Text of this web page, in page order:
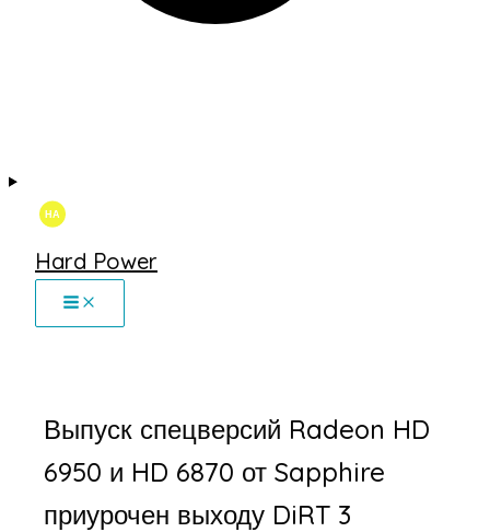
Hard Power
Выпуск спецверсий Radeon HD
6950 и HD 6870 от Sapphire
приурочен выходу DiRT 3‎